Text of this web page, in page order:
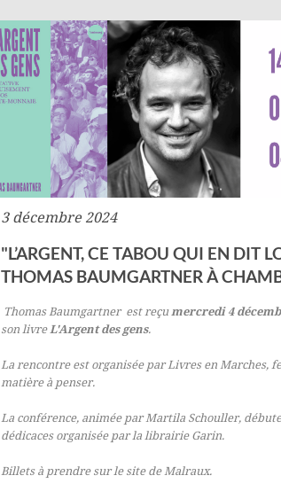
3 décembre 2024
"L’ARGENT, CE TABOU QUI EN DIT
THOMAS BAUMGARTNER À
Thomas Baumgartnerest reçumercredi 4
son livreL'Argent des gens.
Larencontreest organisée parLivres en Marches,
matière à penser.
La conférence, animée par Martila Schouller,
dédicaces organisée par la librairie Garin.
Billets à prendresur le site de Malraux.